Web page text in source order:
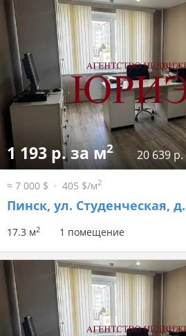
1 193 р. за м2 20 639 р.
≈ 7 000 $ 405 $/м2
Пинск, ул. Студенческая,
17.3 м2 1 помещение